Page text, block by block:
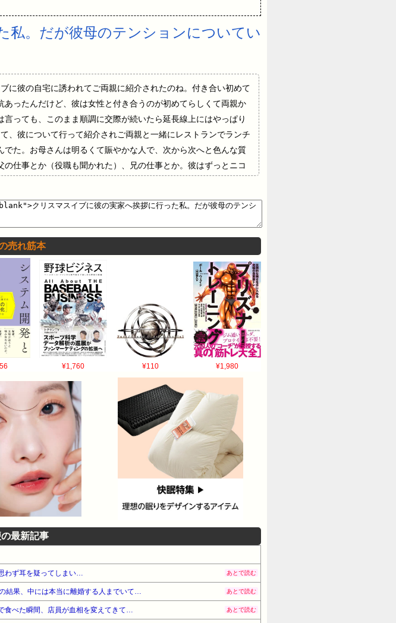
私。だが彼母のテンションについてい
彼の自宅に誘われてご両親に紹介されたのね。付き合い初めて
ったんだけど、彼は女性と付き合うのが初めてらしくて両親か
っても、このまま順調に交際が続いたら延長線上にはやっぱり
、彼について行って紹介されご両親と一緒にレストランでランチ
た。お母さんは明るくて賑やかな人で、次から次へと色んな質
仕事とか（役職も聞かれた）、兄の仕事とか。彼はずっとニコ
、ご両親と別れてふたりで映画見に行って、軽い晩御飯を食べ
売れ筋本
¥1,760 ¥110 ¥1,980
最新記事
わず耳を疑ってしまい… あとで読む
結果、中には本当に離婚する人までいて… あとで読む
べた瞬間、店員が血相を変えてきて… あとで読む